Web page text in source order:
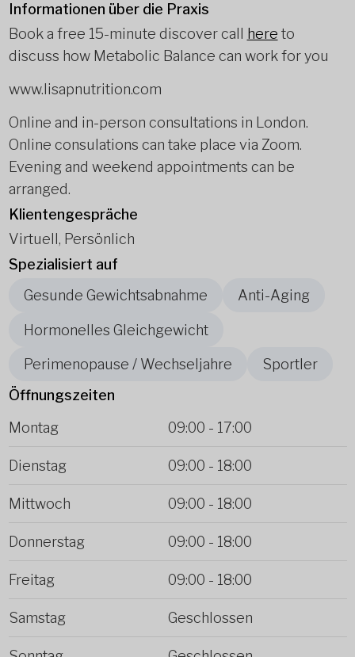
Informationen über die Praxis
Book a free 15-minute discover call
here to
discuss how Metabolic Balance can work for you
www.lisapnutrition.com
Online and in-person consultations in London.
Online consulations can take place via Zoom.
Evening and weekend appointments can be
arranged.
Klientengespräche
Virtuell, Persönlich
Spezialisiert auf
Gesunde Gewichtsabnahme
Anti-Aging
Hormonelles Gleichgewicht
Perimenopause / Wechseljahre
Sportler
Öffnungszeiten
Montag
09:00 - 17:00
Dienstag 09:00 - 18:00
Mittwoch 09:00 - 18:00
Donnerstag 09:00 - 18:00
Freitag 09:00 - 18:00
Samstag Geschlossen